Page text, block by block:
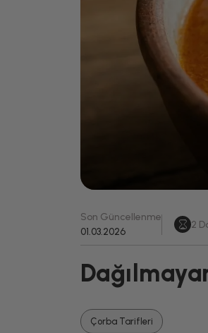
Son Güncellenme
01.03.2026
2
Çorba Tarifleri